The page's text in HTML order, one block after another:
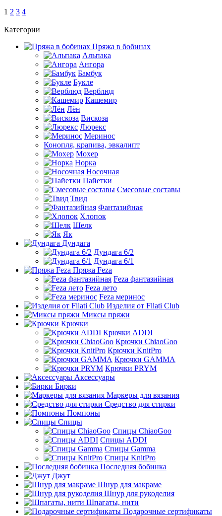
1 2 3 4
Категории
Пряжа в бобинах
Альпака
Ангора
Бамбук
Букле
Верблюд
Кашемир
Лён
Вискоза
Люрекс
Меринос
Конопля, крапива, эвкалипт
Мохер
Норка
Носочная
Пайетки
Смесовые составы
Твид
Фантазийная
Хлопок
Шелк
Як
Дундага
Дундага 6/2
Дундага 6/1
Пряжа Feza
Feza фантазийная
Feza лето
Feza меринос
Изделия от Filati Club
Миксы пряжи
Крючки
Крючки ADDI
Крючки ChiaoGoo
Крючки KnitPro
Крючки GAMMA
Крючки PRYM
Аксессуары
Бирки
Маркеры для вязания
Средство для стирки
Помпоны
Спицы
Спицы ChiaoGoo
Спицы ADDI
Спицы Gamma
Спицы KnitPro
Последняя бобинка
Джут
Шнур для макраме
Шнур для рукоделия
Шпагаты, нити
Подарочные сертификаты